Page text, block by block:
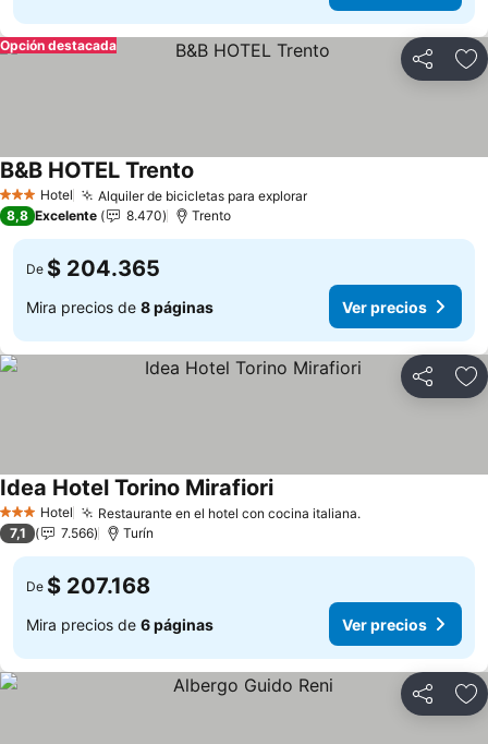
Compartir
Opción destacada
3 Estrellas
Hotel Alquiler de bicicletas para explorar
B&B HOTEL Trento
8,8 Excelente 8.470 Trento
De $ 204.365
Mira precios de 8 páginas Ver precios
Compartir
3 Estrellas
Hotel Restaurante en el hotel con cocina italiana.
Idea Hotel Torino Mirafiori
7,1 7.566 Turín
De $ 207.168
Mira precios de 6 páginas Ver precios
Compartir